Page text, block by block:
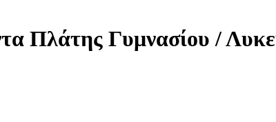
Πλάτης Γυμνασίου /